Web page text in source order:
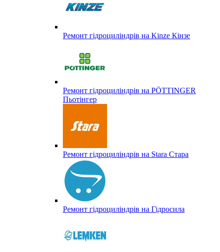
Ремонт гідроциліндрів на Kinze Кінзе
Ремонт гідроциліндрів на PÖTTINGER
Пьотінгер
Ремонт гідроциліндрів на Stara Стара
Ремонт гідроциліндрів на Гідросила